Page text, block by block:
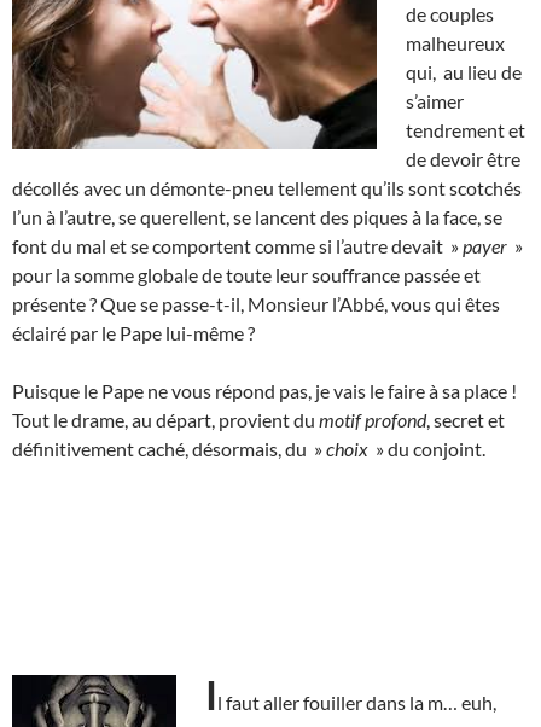
de couples
malheureux
qui, au lieu de
s’aimer
tendrement et
de devoir être
décollés avec un démonte-pneu tellement qu’ils sont scotchés
l’un à l’autre, se querellent, se lancent des piques à la face, se
font du mal et se comportent comme si l’autre devait »payer »
pour la somme globale de toute leur souffrance passée et
présente ? Que se passe-t-il, Monsieur l’Abbé, vous qui êtes
éclairé par le Pape lui-même ?
Puisque le Pape ne vous répond pas, je vais le faire à sa place !
Tout le drame, au départ, provient du motif profond, secret et
définitivement caché, désormais, du »choix » du conjoint.
Il faut aller fouiller dans la m… euh,